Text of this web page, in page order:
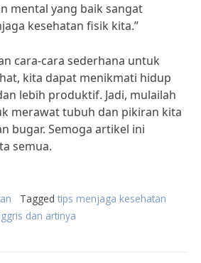
mental yang baik sangat
kesehatan fisik kita.”
cara-cara sederhana untuk
kita dapat menikmati hidup
lebih produktif. Jadi, mulailah
merawat tubuh dan pikiran kita
bugar. Semoga artikel ini
semua.
Tagged tips menjaga kesehatan
dan artinya